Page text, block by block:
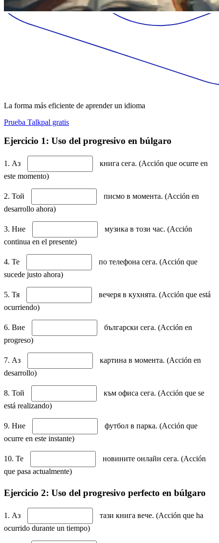
La forma más eficiente de aprender un idioma
Prueba Talkpal gratis
Ejercicio 1: Uso del progresivo en búlgaro
1. Аз
книга сега. (Acción que ocurre en
este momento)
2. Той
писмо в момента. (Acción en
desarrollo ahora)
3. Ние
музика в този час. (Acción
continua en el presente)
4. Те
по телефона сега. (Acción que
sucede justo ahora)
5. Тя
вечеря в кухнята. (Acción que está
ocurriendo)
6. Вие
български сега. (Acción en
progreso)
7. Аз
картина в момента. (Acción en
desarrollo)
8. Той
към офиса сега. (Acción que se
está realizando)
9. Ние
футбол в парка. (Acción que
ocurre en este instante)
10. Те
новините онлайн сега. (Acción
que pasa actualmente)
Ejercicio 2: Uso del progresivo perfecto en búlgaro
1. Аз
тази книга вече. (Acción que ha
ocurrido durante un tiempo)